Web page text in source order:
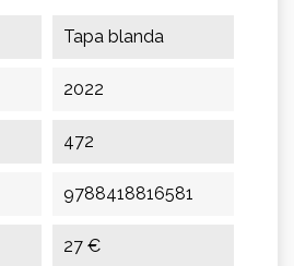
Tapa blanda
2022
472
9788418816581
27 €